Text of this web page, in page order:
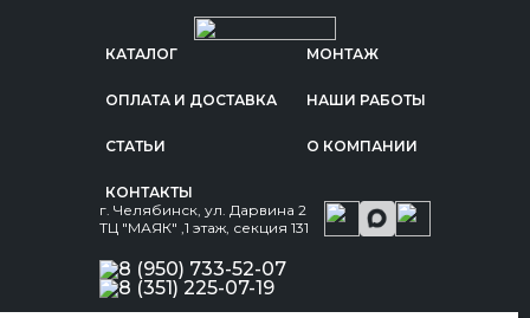
КАТАЛОГ МОНТАЖ
ОПЛАТА И ДОСТАВКА НАШИ РАБОТЫ
СТАТЬИ О КОМПАНИИ
КОНТАКТЫ
г. Челябинск, ул. Дарвина 2
ТЦ "МАЯК" ,1 этаж, секция 131
8 (950) 733-52-07
8 (351) 225-07-19